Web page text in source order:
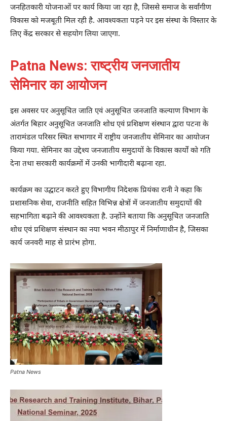
जनहितकारी योजनाओं पर कार्य किया जा रहा है, जिससे समाज के सर्वांगीण
विकास को मजबूती मिल रही है. आवश्यकता पड़ने पर इस संस्था के विस्तार के
लिए केंद्र सरकार से सहयोग लिया जाएगा.
Patna News: राष्ट्रीय जनजातीय
सेमिनार का आयोजन
इस अवसर पर अनुसूचित जाति एवं अनुसूचित जनजाति कल्याण विभाग के
अंतर्गत बिहार अनुसूचित जनजाति शोध एवं प्रशिक्षण संस्थान द्वारा पटना के
तारामंडल परिसर स्थित सभागार में राष्ट्रीय जनजातीय सेमिनार का आयोजन
किया गया. सेमिनार का उद्देश्य जनजातीय समुदायों के विकास कार्यों को गति
देना तथा सरकारी कार्यक्रमों में उनकी भागीदारी बढ़ाना रहा.
कार्यक्रम का उद्घाटन करते हुए विभागीय निदेशक प्रियंका रानी ने कहा कि
प्रशासनिक सेवा, राजनीति सहित विभिन्न क्षेत्रों में जनजातीय समुदायों की
सहभागिता बढ़ाने की आवश्यकता है. उन्होंने बताया कि अनुसूचित जनजाति
शोध एवं प्रशिक्षण संस्थान का नया भवन मीठापुर में निर्माणाधीन है, जिसका
कार्य जनवरी माह से प्रारंभ होगा.
Patna News